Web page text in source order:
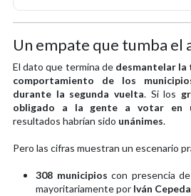
Un empate que tumba el
El dato que termina de desmantelar
comportamiento de los
durante la segunda vuelta. Si los
obligado a la gente a votar en
resultados habrían sido unánimes.
Pero las cifras muestran un escenario
308 municipios con presencia
mayoritariamente por Iván Cepeda